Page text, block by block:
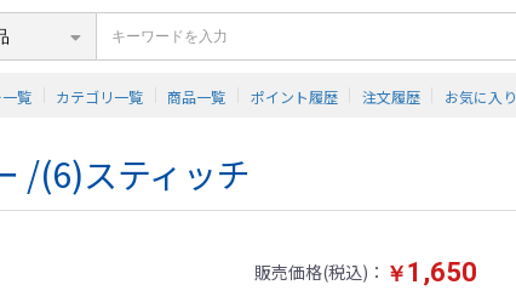
覧 カテゴリ一覧 商品一覧 ポイント履歴 注文履歴 お気に入り
/(6)スティッチ
販売価格(税込) ￥1,650